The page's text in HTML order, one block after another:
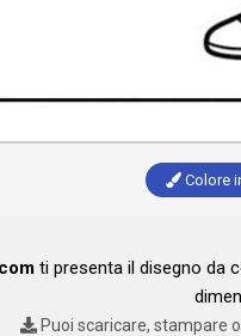
Colore
ti presenta il disegno da
Puoi scaricare, stampare